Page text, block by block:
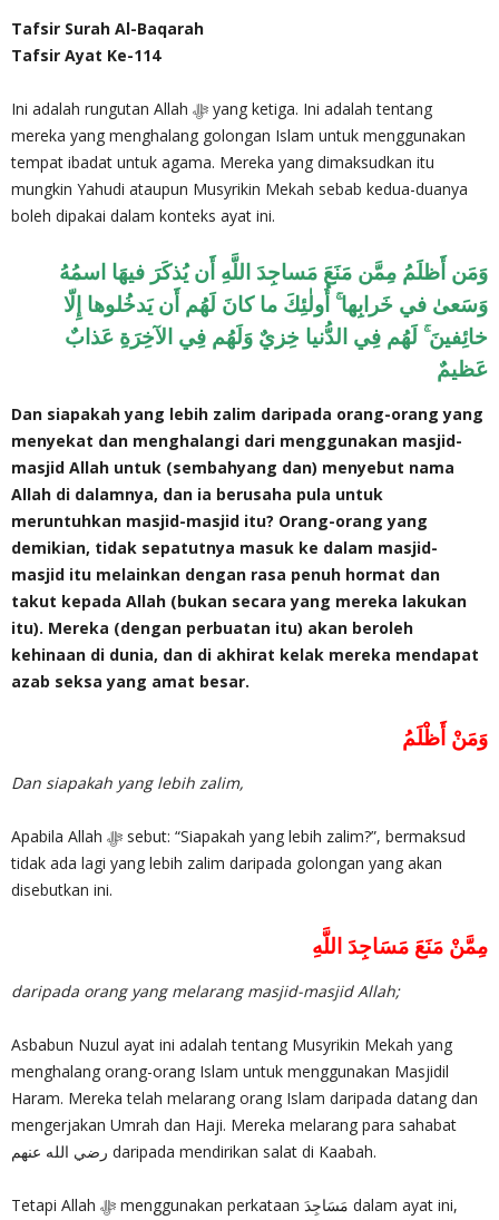
Tafsir Surah Al-Baqarah
Tafsir Ayat Ke-114
Ini adalah rungutan Allah ‎ﷻ yang ketiga. Ini adalah tentang
mereka yang menghalang golongan Islam untuk menggunakan
tempat ibadat untuk agama. Mereka yang dimaksudkan itu
mungkin Yahudi ataupun Musyrikin Mekah sebab kedua-duanya
boleh dipakai dalam konteks ayat ini.
وَمَن أَظلَمُ مِمَّن مَنَعَ مَساجِدَ اللَّهِ أَن يُذكَرَ فيهَا اسمُهُ
وَسَعىٰ في خَرابِها ۚ أُولٰئِكَ ما كانَ لَهُم أَن يَدخُلوها إِلّا
خائِفينَ ۚ لَهُم فِي الدُّنيا خِزيٌ وَلَهُم فِي الآخِرَةِ عَذابٌ
عَظيمٌ
Dan siapakah yang lebih zalim daripada orang-orang yang
menyekat dan menghalangi dari menggunakan masjid-
masjid Allah untuk (sembahyang dan) menyebut nama
Allah di dalamnya, dan ia berusaha pula untuk
meruntuhkan masjid-masjid itu? Orang-orang yang
demikian, tidak sepatutnya masuk ke dalam masjid-
masjid itu melainkan dengan rasa penuh hormat dan
takut kepada Allah (bukan secara yang mereka lakukan
itu). Mereka (dengan perbuatan itu) akan beroleh
kehinaan di dunia, dan di akhirat kelak mereka mendapat
azab seksa yang amat besar.
وَمَنْ أَظْلَمُ
Dan siapakah yang lebih zalim,
Apabila Allah ‎ﷻ sebut: “Siapakah yang lebih zalim?”, bermaksud
tidak ada lagi yang lebih zalim daripada golongan yang akan
disebutkan ini.
مِمَّنْ مَنَعَ مَسَاجِدَ اللَّهِ
daripada orang yang melarang masjid-masjid Allah;
Asbabun Nuzul ayat ini adalah tentang Musyrikin Mekah yang
menghalang orang-orang Islam untuk menggunakan Masjidil
Haram. Mereka telah melarang orang Islam daripada datang dan
mengerjakan Umrah dan Haji. Mereka melarang para sahabat
رضي الله عنهم daripada mendirikan salat di Kaabah.
Tetapi Allah ‎ﷻ menggunakan perkataan مَسَاجِدَ dalam ayat ini,